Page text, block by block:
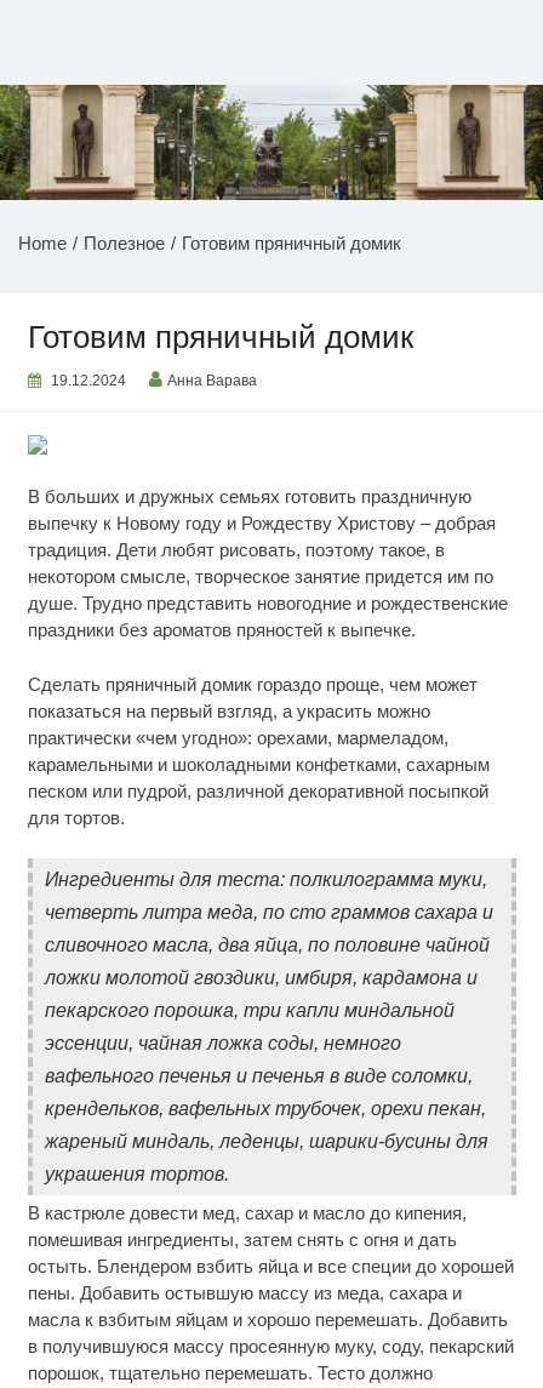
НОВОСТИ ПРИДНЕСТРОВЬЯ
Home Полезное Готовим пряничный домик
Готовим пряничный домик
19.12.2024 Анна Варава
В больших и дружных семьях готовить праздничную
выпечку к Новому году и Рождеству Христову – добрая
традиция. Дети любят рисовать, поэтому такое, в
некотором смысле, творческое занятие придется им по
душе. Трудно представить новогодние и рождественские
праздники без ароматов пряностей к выпечке.
Сделать пряничный домик гораздо проще, чем может
показаться на первый взгляд, а украсить можно
практически «чем угодно»: орехами, мармеладом,
карамельными и шоколадными конфетками, сахарным
песком или пудрой, различной декоративной посыпкой
для тортов.
Ингредиенты для теста: полкилограмма муки,
четверть литра меда, по сто граммов сахара и
сливочного масла, два яйца, по половине чайной
ложки молотой гвоздики, имбиря, кардамона и
пекарского порошка, три капли миндальной
эссенции, чайная ложка соды, немного
вафельного печенья и печенья в виде соломки,
крендельков, вафельных трубочек, орехи пекан,
жареный миндаль, леденцы, шарики-бусины для
украшения тортов.
В кастрюле довести мед, сахар и масло до кипения,
помешивая ингредиенты, затем снять с огня и дать
остыть. Блендером взбить яйца и все специи до хорошей
пены. Добавить остывшую массу из меда, сахара и
масла к взбитым яйцам и хорошо перемешать. Добавить
в получившуюся массу просеянную муку, соду, пекарский
порошок, тщательно перемешать. Тесто должно